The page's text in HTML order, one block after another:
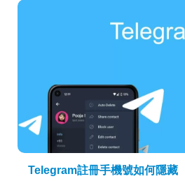
Telegram註冊手機號如何隱藏